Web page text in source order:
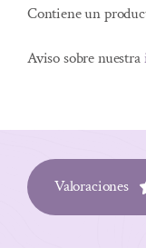
Contiene un
Aviso sobre nuestra
Valoraciones